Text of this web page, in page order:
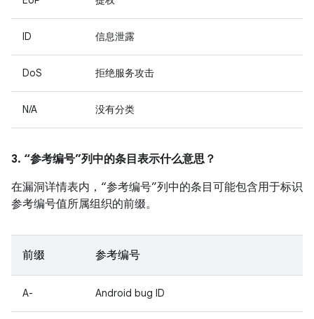
ID 信息泄露
DoS 拒绝服务攻击
N/A 没有分类
3. “参考编号”列中的条目表示什么意思？
在漏洞详情表内，“参考编号”列中的条目可能包含用于标识
参考编号值所属组织的前缀。
前缀 参考编号
A- Android bug ID